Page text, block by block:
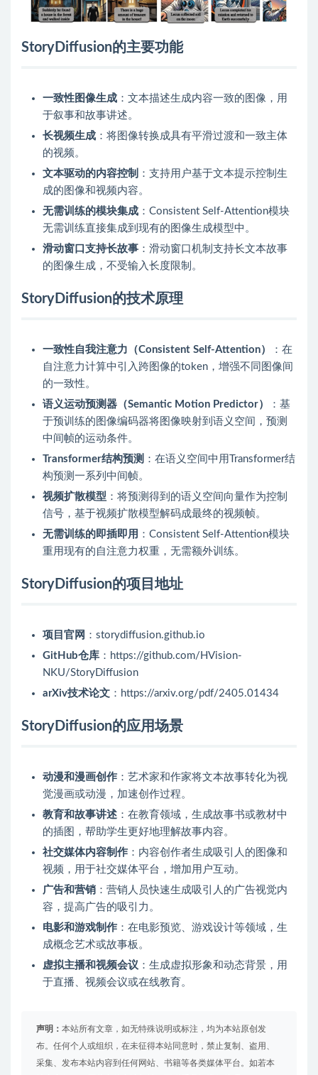
StoryDiffusion的主要功能
一致性图像生成 ：文本描述生成内容一致的图像，用
于叙事和故事讲述。
长视频生成 ：将图像转换成具有平滑过渡和一致主体
的视频。
文本驱动的内容控制 ：支持用户基于文本提示控制生
成的图像和视频内容。
无需训练的模块集成 ：Consistent Self-Attention模块
无需训练直接集成到现有的图像生成模型中。
滑动窗口支持长故事 ：滑动窗口机制支持长文本故事
的图像生成，不受输入长度限制。
StoryDiffusion的技术原理
一致性自我注意力（Consistent Self-Attention）
：在
自注意力计算中引入跨图像的token，增强不同图像间
的一致性。
语义运动预测器（Semantic Motion Predictor）
：基
于预训练的图像编码器将图像映射到语义空间，预测
中间帧的运动条件。
Transformer结构预测 ：在语义空间中用Transformer结
构预测一系列中间帧。
视频扩散模型 ：将预测得到的语义空间向量作为控制
信号，基于视频扩散模型解码成最终的视频帧。
无需训练的即插即用 ：Consistent Self-Attention模块
重用现有的自注意力权重，无需额外训练。
StoryDiffusion的项目地址
项目官网 ：storydiffusion.github.io
GitHub仓库 ：https://github.com/HVision-
NKU/StoryDiffusion
arXiv技术论文 ：https://arxiv.org/pdf/2405.01434
StoryDiffusion的应用场景
动漫和漫画创作 ：艺术家和作家将文本故事转化为视
觉漫画或动漫，加速创作过程。
教育和故事讲述 ：在教育领域，生成故事书或教材中
的插图，帮助学生更好地理解故事内容。
社交媒体内容制作 ：内容创作者生成吸引人的图像和
视频，用于社交媒体平台，增加用户互动。
广告和营销 ：营销人员快速生成吸引人的广告视觉内
容，提高广告的吸引力。
电影和游戏制作 ：在电影预览、游戏设计等领域，生
成概念艺术或故事板。
虚拟主播和视频会议 ：生成虚拟形象和动态背景，用
于直播、视频会议或在线教育。
声明： 本站所有文章，如无特殊说明或标注，均为本站原创发
布。任何个人或组织，在未征得本站同意时，禁止复制、盗用、
采集、发布本站内容到任何网站、书籍等各类媒体平台。如若本